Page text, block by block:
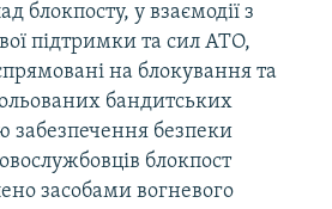
блокпосту, у взаємодії з
підтримки та сил АТО,
на блокування та
бандитських
забезпечення безпеки
блокпост
засобами вогневого